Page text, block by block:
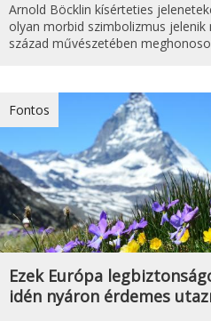
Arnold Böcklin kísérteties
olyan morbid szimbolizmus
század művészetében
Fontos
Ezek Európa
idén nyáron érdemes